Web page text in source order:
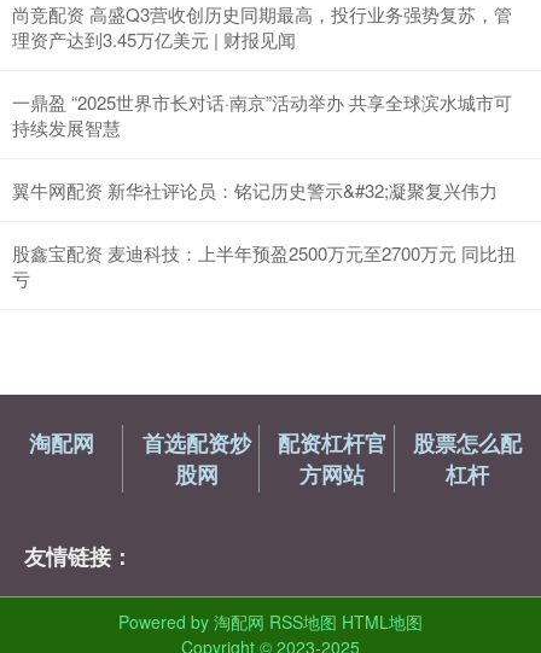
尚竞配资 高盛Q3营收创历史同期最高，投行业务强势复苏，管
理资产达到3.45万亿美元 | 财报见闻
一鼎盈 “2025世界市长对话·南京”活动举办 共享全球滨水城市可
持续发展智慧
翼牛网配资 新华社评论员：铭记历史警示&#32;凝聚复兴伟力
股鑫宝配资 麦迪科技：上半年预盈2500万元至2700万元 同比扭
亏
淘配网
首选配资炒
股网
配资杠杆官
方网站
股票怎么配
杠杆
友情链接：
Powered by 淘配网 RSS地图 HTML地图
Copyright © 2023-2025